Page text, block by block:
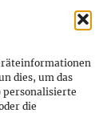
dies, um das
personalisierte
die
öffnen